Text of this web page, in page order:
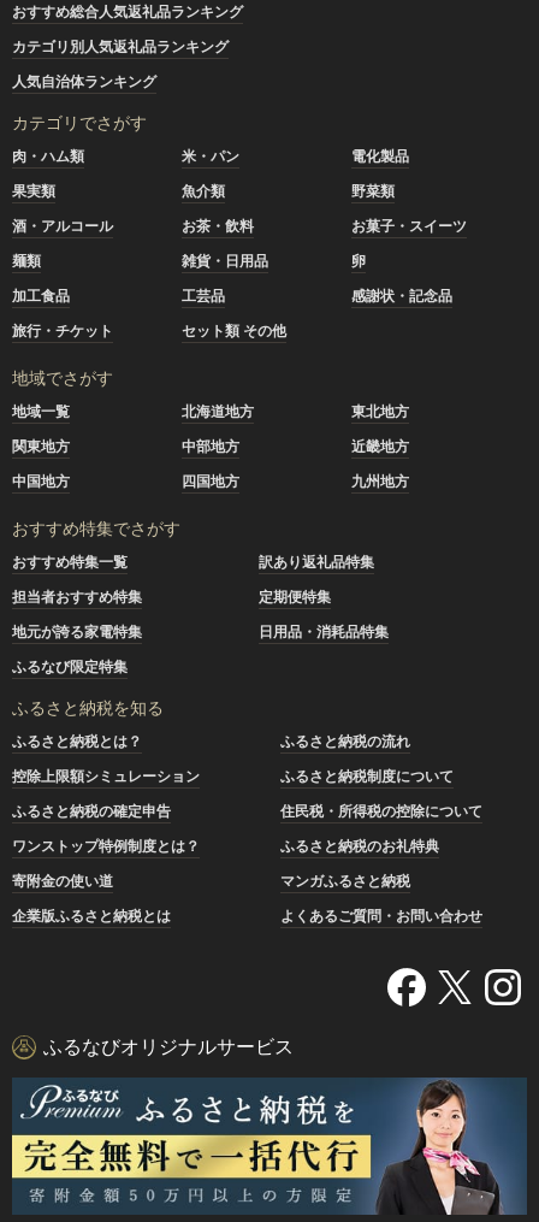
おすすめ総合人気返礼品ランキング
カテゴリ別人気返礼品ランキング
人気自治体ランキング
カテゴリでさがす
肉・ハム類 米・パン
電化製品
果実類
魚介類
野菜類
酒・アルコール
お茶・飲料
お菓子・スイーツ
麺類
雑貨・日用品
卵
加工食品
工芸品
感謝状・記念品
旅行・チケット
セット類 その他
地域でさがす
地域一覧 北海道地方
東北地方
関東地方
中部地方
近畿地方
中国地方
四国地方 九州地方
おすすめ特集でさがす
おすすめ特集一覧
訳あり返礼品特集
担当者おすすめ特集
定期便特集
地元が誇る家電特集
日用品・消耗品特集
ふるなび限定特集
ふるさと納税を知る
ふるさと納税とは？
ふるさと納税の流れ
控除上限額シミュレーション
ふるさと納税制度について
ふるさと納税の確定申告
住民税・所得税の控除について
ワンストップ特例制度とは？
ふるさと納税のお礼特典
寄附金の使い道
マンガふるさと納税
企業版ふるさと納税とは
よくあるご質問・お問い合わせ
ふるなびオリジナルサービス